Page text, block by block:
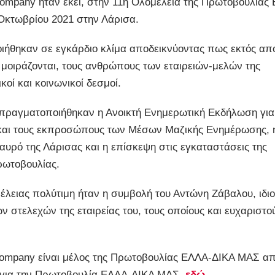
2021 στην Λάρισα.
σε εγκάρδιο κλίμα αποδεικνύοντας πως εκτός
τους ανθρώπους των εταιρειών-μελών της
και κοινωνικοί δεσμοί.
η Ανοικτή Ενημερωτική Εκδήλωση
και τους εκπροσώπους των Μέσων Μαζικής Ενημέρωσης,
της Λάρισας και η επίσκεψη στις εγκαταστάσεις της
πολύτιμη ήταν η συμβολή του Αντώνη Ζάβαλου,
στελεχών της εταιρείας του, τους οποίους και
είναι μέλος της Πρωτοβουλίας ΕΛΛΑ-ΔΙΚΑ ΜΑΣ